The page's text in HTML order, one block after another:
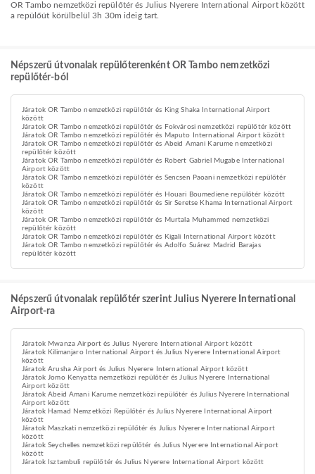
OR Tambo nemzetközi repülőtér és Julius Nyerere International Airport között
a repülőút körülbelül 3h 30m ideig tart.
Népszerű útvonalak repülőterenként OR Tambo nemzetközi
repülőtér-ból
Járatok OR Tambo nemzetközi repülőtér és King Shaka International Airport
között
Járatok OR Tambo nemzetközi repülőtér és Fokvárosi nemzetközi repülőtér között
Járatok OR Tambo nemzetközi repülőtér és Maputo International Airport között
Járatok OR Tambo nemzetközi repülőtér és Abeid Amani Karume nemzetközi
repülőtér között
Járatok OR Tambo nemzetközi repülőtér és Robert Gabriel Mugabe International
Airport között
Járatok OR Tambo nemzetközi repülőtér és Sencsen Paoani nemzetközi repülőtér
között
Járatok OR Tambo nemzetközi repülőtér és Houari Boumediene repülőtér között
Járatok OR Tambo nemzetközi repülőtér és Sir Seretse Khama International Airport
között
Járatok OR Tambo nemzetközi repülőtér és Murtala Muhammed nemzetközi
repülőtér között
Járatok OR Tambo nemzetközi repülőtér és Kigali International Airport között
Járatok OR Tambo nemzetközi repülőtér és Adolfo Suárez Madrid Barajas
repülőtér között
Népszerű útvonalak repülőtér szerint Julius Nyerere International
Airport-ra
Járatok Mwanza Airport és Julius Nyerere International Airport között
Járatok Kilimanjaro International Airport és Julius Nyerere International Airport
között
Járatok Arusha Airport és Julius Nyerere International Airport között
Járatok Jomo Kenyatta nemzetközi repülőtér és Julius Nyerere International
Airport között
Járatok Abeid Amani Karume nemzetközi repülőtér és Julius Nyerere International
Airport között
Járatok Hamad Nemzetközi Repülőtér és Julius Nyerere International Airport
között
Járatok Maszkati nemzetközi repülőtér és Julius Nyerere International Airport
között
Járatok Seychelles nemzetközi repülőtér és Julius Nyerere International Airport
között
Járatok Isztambuli repülőtér és Julius Nyerere International Airport között